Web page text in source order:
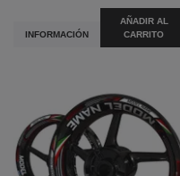
INFORMACIÓN
AÑADIR AL
CARRITO